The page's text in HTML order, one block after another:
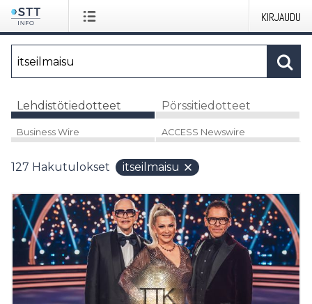
KIRJAUDU
Lehdistötiedotteet Pörssitiedotteet
Business Wire ACCESS Newswire
127 Hakutulokset itseilmaisu